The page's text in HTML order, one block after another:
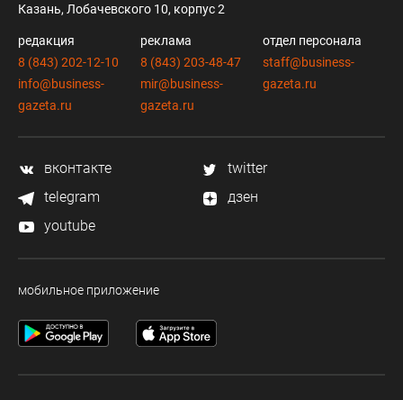
Казань, Лобачевского 10, корпус 2
редакция
8 (843) 202-12-10
info@business-
gazeta.ru
реклама
8 (843) 203-48-47
mir@business-
gazeta.ru
отдел персонала
staff@business-
gazeta.ru
вконтакте
twitter
telegram
дзен
youtube
мобильное приложение